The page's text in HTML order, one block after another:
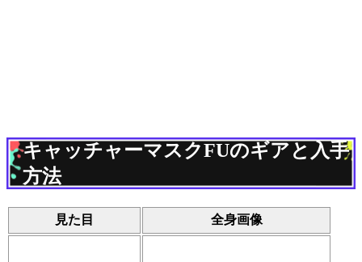
キャッチャーマスクFUのギアと入手
方法
見た目 全身画像